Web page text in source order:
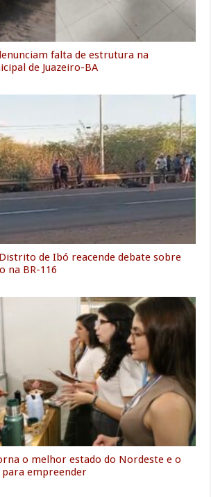
falta de estrutura na
de Juazeiro-BA
de Ibó reacende debate sobre
na BR-116
o melhor estado do Nordeste e o
empreender